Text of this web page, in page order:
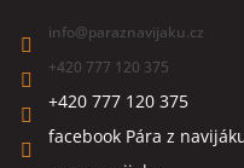
info@paraznavijaku.cz
+420 777 120 375
+420 777 120 375
facebook Pára z